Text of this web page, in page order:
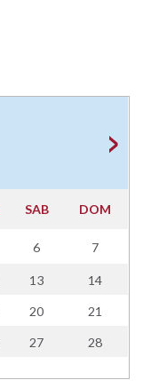
SAB DOM
6 7
13 14
20 21
27 28